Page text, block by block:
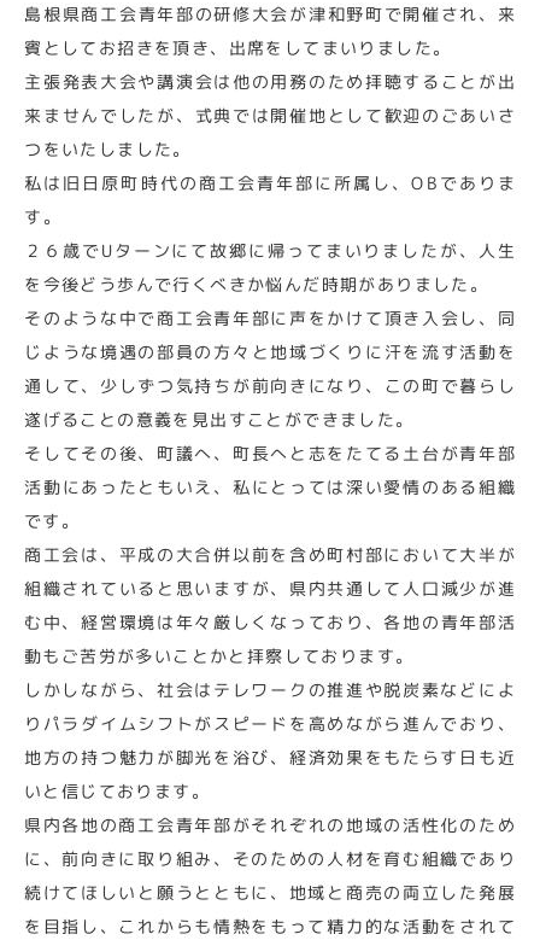
島根県商工会青年部の研修大会が津和野町で開催され、来
賓としてお招きを頂き、出席をしてまいりました。
主張発表大会や講演会は他の用務のため拝聴することが出
来ませんでしたが、式典では開催地として歓迎のごあいさ
つをいたしました。
私は旧日原町時代の商工会青年部に所属し、OBでありま
す。
２６歳でUターンにて故郷に帰ってまいりましたが、人生
を今後どう歩んで行くべきか悩んだ時期がありました。
そのような中で商工会青年部に声をかけて頂き入会し、同
じような境遇の部員の方々と地域づくりに汗を流す活動を
通して、少しずつ気持ちが前向きになり、この町で暮らし
遂げることの意義を見出すことができました。
そしてその後、町議へ、町長へと志をたてる土台が青年部
活動にあったともいえ、私にとっては深い愛情のある組織
です。
商工会は、平成の大合併以前を含め町村部において大半が
組織されていると思いますが、県内共通して人口減少が進
む中、経営環境は年々厳しくなっており、各地の青年部活
動もご苦労が多いことかと拝察しております。
しかしながら、社会はテレワークの推進や脱炭素などによ
りパラダイムシフトがスピードを高めながら進んでおり、
地方の持つ魅力が脚光を浴び、経済効果をもたらす日も近
いと信じております。
県内各地の商工会青年部がそれぞれの地域の活性化のため
に、前向きに取り組み、そのための人材を育む組織であり
続けてほしいと願うとともに、地域と商売の両立した発展
を目指し、これからも情熱をもって精力的な活動をされて